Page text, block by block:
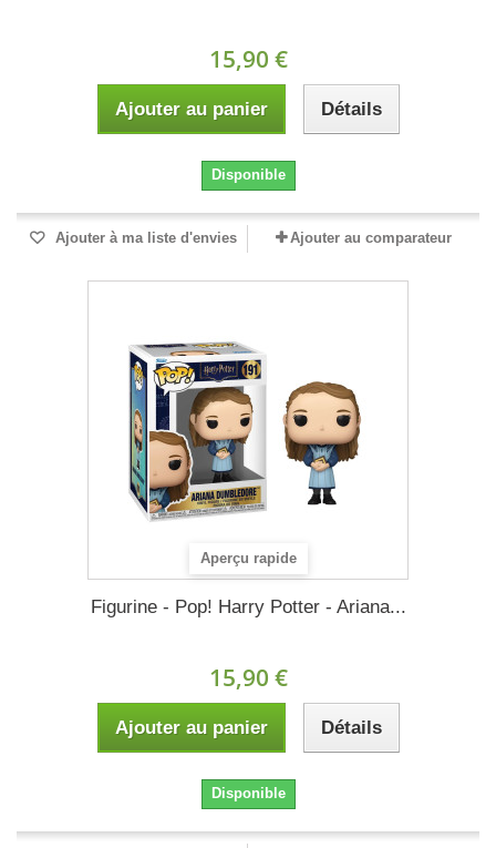
15,90 €
Ajouter au panier Détails
Disponible
Ajouter à ma liste d'envies Ajouter au comparateur
Aperçu rapide
Figurine - Pop! Harry Potter - Ariana...
15,90 €
Ajouter au panier Détails
Disponible